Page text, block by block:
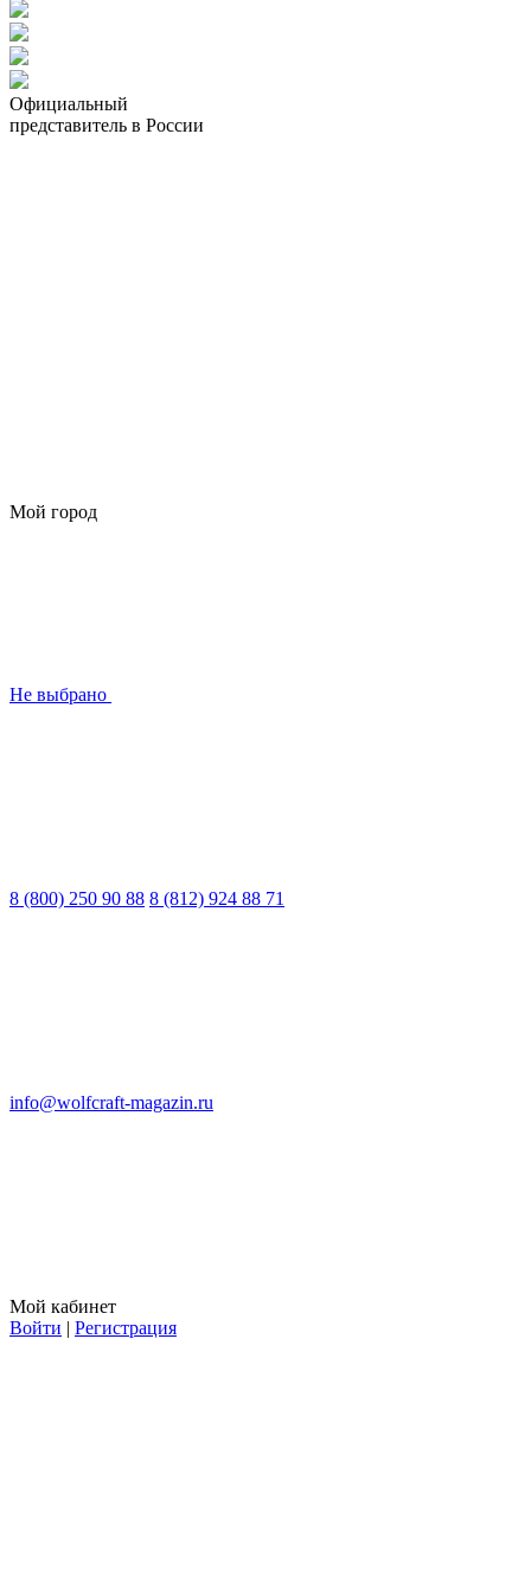
Официальный
представитель в России
Мой город
Не выбрано
8 (800) 250 90 88 8 (812) 924 88 71
info@wolfcraft-magazin.ru
Мой кабинет
Войти | Регистрация